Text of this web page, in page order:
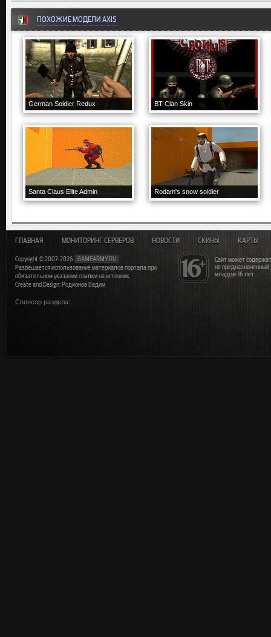
ПОХОЖИЕ МОДЕЛИ AXIS
German Soldier Redux BT Clan Skin
Santa Claus Elite Admin Rodam's snow soldier
Сайт может
не
младше 16 лет
ГЛАВНАЯ МОНИТОРИНГ СЕРВЕРОВ НОВОСТИ СКИНЫ КАРТЫ
Copyright © 2007-2026
GAMEARMY.RU
Разрешается использование материалов портала при
обязательном указании ссылки на источник
Create and Design: Родионов Вадим
Спонсор раздела: